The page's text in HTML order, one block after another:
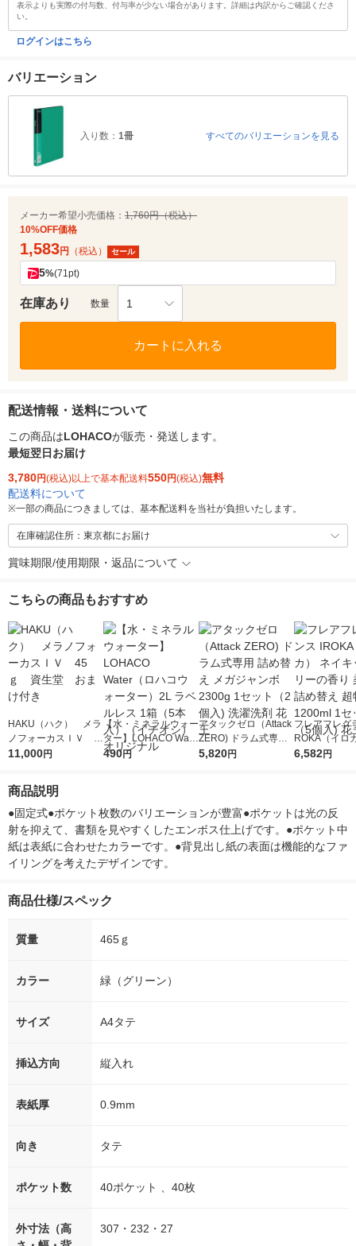
表示よりも実際の付与数、付与率が少ない場合があります。詳細は内訳からご確認くださ
い。
ログインはこちら
バリエーション
入り数： 1冊 すべてのバリエーションを見る
メーカー希望小売価格： 1,760円（税込）
10%OFF価格
1,583円 （税込） セール
5%(71pt)
在庫あり 数量 1
カートに入れる
配送情報・送料について
この商品はLOHACOが販売・発送します。
最短翌日お届け
3,780円(税込)以上で基本配送料550円(税込)無料
配送料について
※一部の商品につきましては、基本配送料を当社が負担いたします。
在庫確認住所：東京都にお届け
賞味期限/使用期限・返品について
こちらの商品もおすすめ
HAKU（ハク） メラ
ノフォーカスＩＶ 4
5ｇ 資生堂 おまけ
11,000円
【水・ミネラルウォー
ター】LOHACO Wate
r（ロハコウォータ
490円
アタックゼロ（Attack
ZERO) ドラム式専用
詰め替え メガジャン
5,820円
フレアフレグ
ROKA（イロ
イキッドリリ
6,582円
商品説明
●固定式●ポケット枚数のバリエーションが豊富●ポケットは光の反
射を抑えて、書類を見やすくしたエンボス仕上げです。●ポケット中
紙は表紙に合わせたカラーです。●背見出し紙の表面は機能的なファ
イリングを考えたデザインです。
商品仕様/スペック
質量 465ｇ
カラー 緑（グリーン）
サイズ A4タテ
挿込方向 縦入れ
表紙厚 0.9mm
向き タテ
ポケット数 40ポケット 、40枚
外寸法（高
307・232・27